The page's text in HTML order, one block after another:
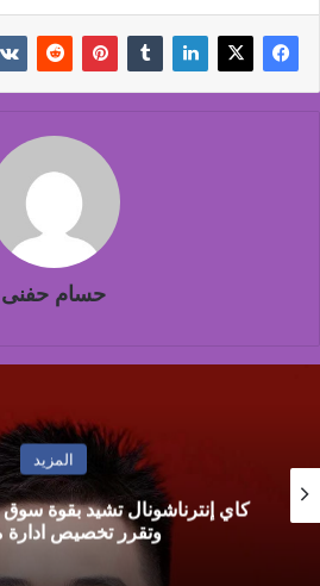
حسام حفنى
المزيد
محمد العرجاوي: تطوير
لرفع كفاءة المستخلصين ودعم